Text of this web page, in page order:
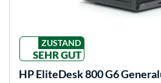
ZUSTAND
SEHR GUT
HPEliteDesk 800 G6